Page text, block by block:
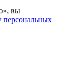
вы
персональных
South Pattaya